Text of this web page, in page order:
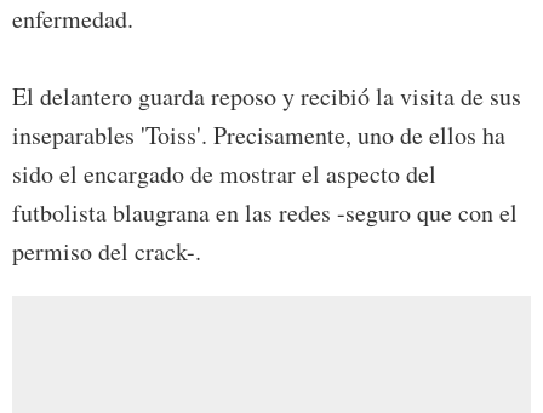
enfermedad.
El delantero guarda reposo y recibió la visita de sus
inseparables 'Toiss'. Precisamente, uno de ellos ha
sido el encargado de mostrar el aspecto del
futbolista blaugrana en las redes -seguro que con el
permiso del crack-.